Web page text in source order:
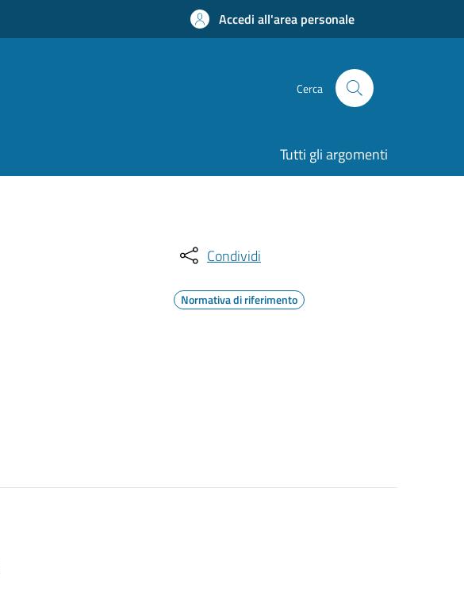
Accedi all'area personale
Cerca
Tutti gli argomenti
Condividi
Normativa di riferimento